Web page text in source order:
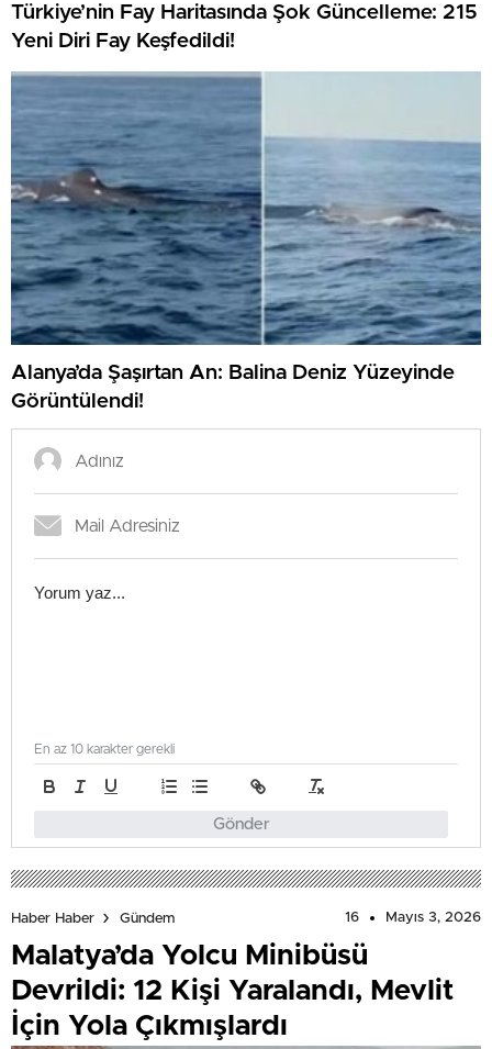
Türkiye’nin Fay Haritasında Şok Güncelleme: 215
Yeni Diri Fay Keşfedildi!
Alanya’da Şaşırtan An: Balina Deniz Yüzeyinde
Görüntülendi!
Gönder
En az 10 karakter gerekli
Haber Haber Gündem 16 Mayıs 3, 2026
Malatya’da Yolcu Minibüsü
Devrildi: 12 Kişi Yaralandı, Mevlit
İçin Yola Çıkmışlardı